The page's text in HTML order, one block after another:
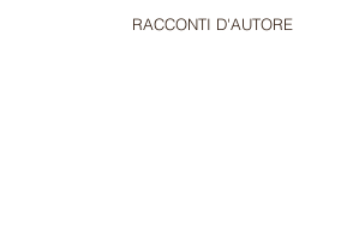
RACCONTI D'AUTORE